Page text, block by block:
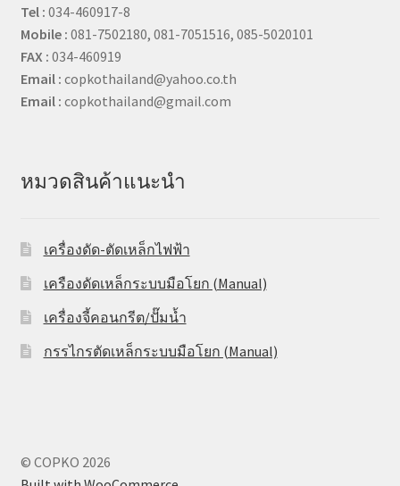
Tel : 034-460917-8
Mobile : 081-7502180, 081-7051516, 085-5020101
FAX : 034-460919
Email : copkothailand@yahoo.co.th
Email : copkothailand@gmail.com
หมวดสินค้าแนะนำ
เครื่องดัด-ตัดเหล็กไฟฟ้า
เครืองดัดเหล็กระบบมือโยก (Manual)
เครื่องจี้คอนกรีต/ปั๊มน้ำ
กรรไกรตัดเหล็กระบบมือโยก (Manual)
© COPKO 2026